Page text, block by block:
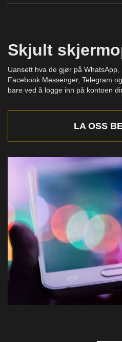
Skjult
Uansett hva de gjør på WhatsApp,
Facebook Messenger, Telegram
bare ved å logge inn på kontoen
LA OSS